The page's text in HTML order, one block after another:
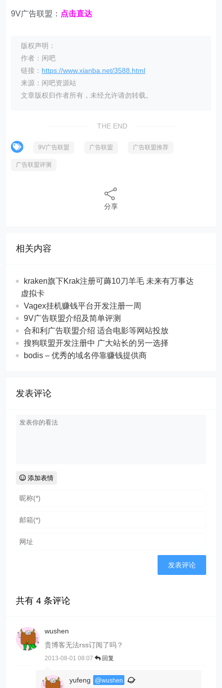
9V广告联盟： 点击直达
版权声明：
作者：闲吧
链接： https://www.xianba.net/3588.html
来源：闲吧资源站
文章版权归作者所有，未经允许请勿转载。
THE END
9V广告联盟 广告联盟 广告联盟推荐
广告联盟评测
分享
相关内容
kraken旗下Krak注册可薅10刀羊毛 未来有万事达
虚拟卡
Vagex挂机赚钱平台开发注册一周
9V广告联盟介绍及简单评测
合和利广告联盟介绍 适合电影等网站投放
搜狗联盟开发注册中 广大站长的另一选择
bodis – 优秀的域名停靠赚钱提供商
发表评论
添加表情
共有4 条评论
wushen
贵博客无法rss订阅了吗？
2013-08-01 08:07 回复
yufeng @wushen